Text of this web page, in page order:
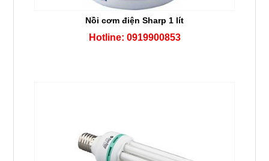
Nồi cơm điện Sharp 1 lít
Hotline: 0919900853